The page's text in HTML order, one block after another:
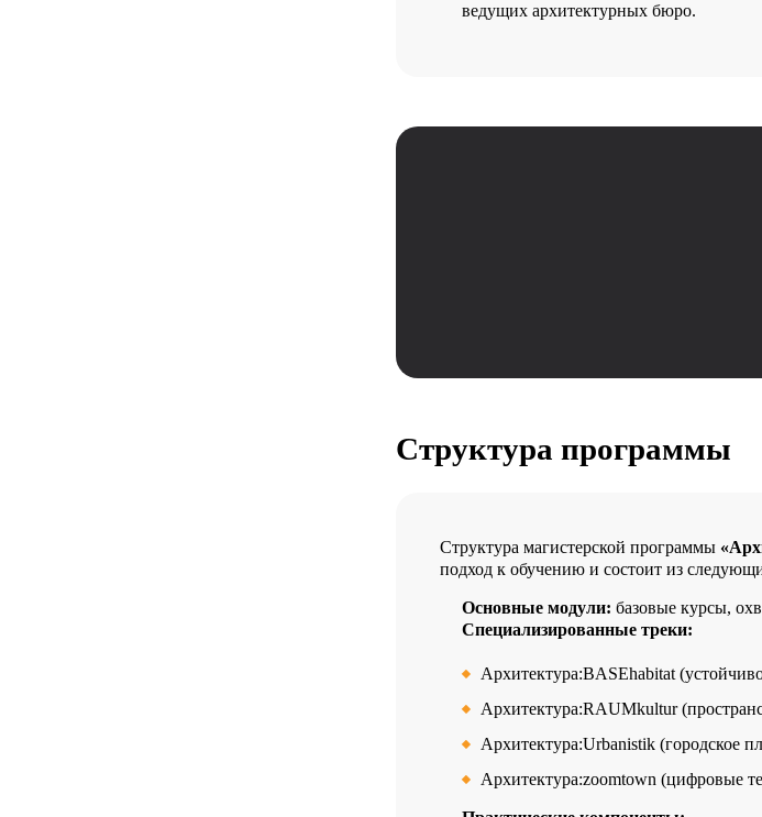
ведущих архитектурных бюро.
Структура программы
Структура магистерской программы
подход к обучению и состоит из
Основные модули: базовые курсы,
Специализированные треки:
Архитектура:BASEhabitat
Архитектура:RAUMkultur
Архитектура:Urbanistik (городское
Архитектура:zoomtown (цифровые